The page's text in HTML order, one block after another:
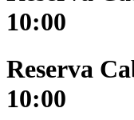
10:00
Reserva
10:00